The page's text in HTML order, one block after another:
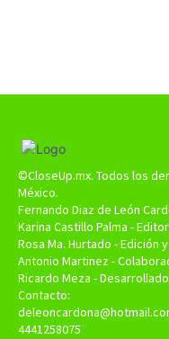
©CloseUp.mx. Todos los
México.
Fernando Diaz de León
Karina Castillo Palma -
Rosa Ma. Hurtado - Edición
Antonio Martinez -
Ricardo Meza -
Contacto:
4441258075